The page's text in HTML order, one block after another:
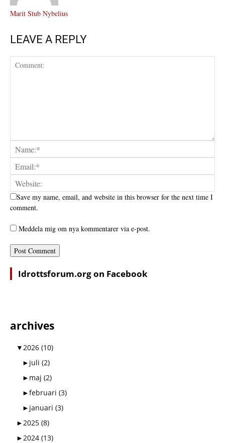
Marit Stub Nybelius
LEAVE A REPLY
Save my name, email, and website in this browser for the next time I
comment.
Meddela mig om nya kommentarer via e-post.
Idrottsforum.org on Facebook
archives
▼2026 (10)
► juli (2)
► maj (2)
►februari (3)
► januari (3)
►2025 (8)
►2024 (13)